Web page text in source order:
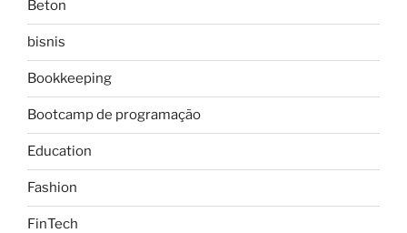
Beton
bisnis
Bookkeeping
Bootcamp de programação
Education
Fashion
FinTech